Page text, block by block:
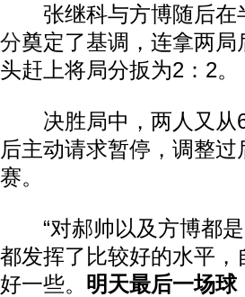
张继科与方博随后在
分奠定了基调，连拿两
头赶上将局分扳为2：2。
决胜局中，两人又从6
后主动请求暂停，调整
赛。
“对郝帅以及方博都是
都发挥了比较好的水平
好一些。 明天最后一场球